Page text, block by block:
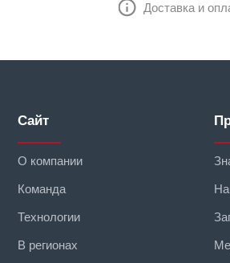
Доставка и
Сайт
О компании
Команда
Технологии
В регионах